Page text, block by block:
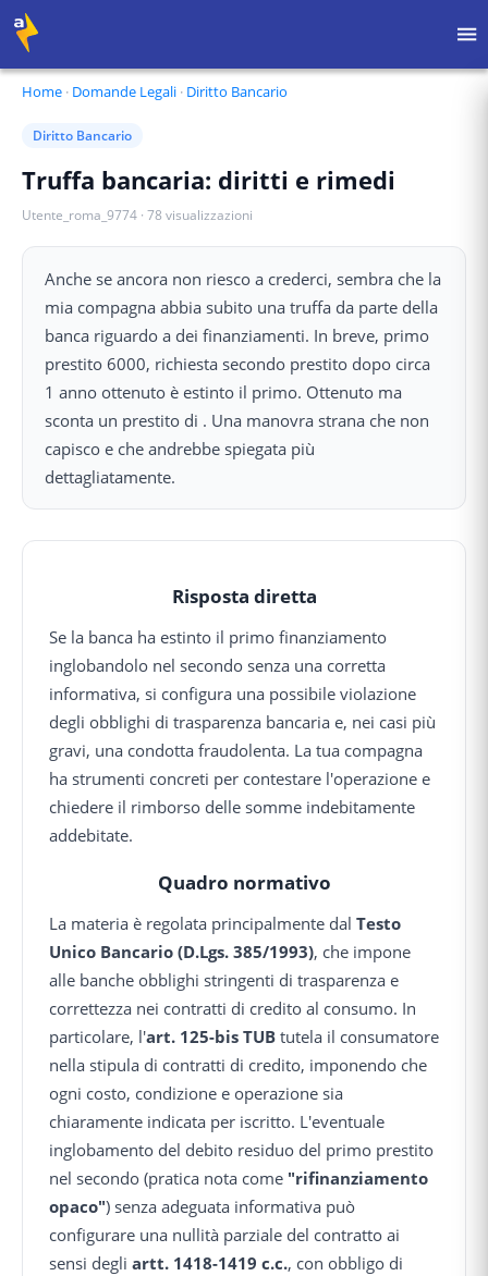
Home · Domande Legali · Diritto Bancario
Diritto Bancario
Truffa bancaria: diritti e rimedi
Utente_roma_9774 · 78 visualizzazioni
Anche se ancora non riesco a crederci, sembra che la
mia compagna abbia subito una truffa da parte della
banca riguardo a dei finanziamenti. In breve, primo
prestito 6000, richiesta secondo prestito dopo circa
1 anno ottenuto è estinto il primo. Ottenuto ma
sconta un prestito di . Una manovra strana che non
capisco e che andrebbe spiegata più
dettagliatamente.
Risposta diretta
Se la banca ha estinto il primo finanziamento
inglobandolo nel secondo senza una corretta
informativa, si configura una possibile violazione
degli obblighi di trasparenza bancaria e, nei casi più
gravi, una condotta fraudolenta. La tua compagna
ha strumenti concreti per contestare l'operazione e
chiedere il rimborso delle somme indebitamente
addebitate.
Quadro normativo
La materia è regolata principalmente dal Testo
Unico Bancario (D.Lgs. 385/1993), che impone
alle banche obblighi stringenti di trasparenza e
correttezza nei contratti di credito al consumo. In
particolare, l'art. 125-bis TUB tutela il consumatore
nella stipula di contratti di credito, imponendo che
ogni costo, condizione e operazione sia
chiaramente indicata per iscritto. L'eventuale
inglobamento del debito residuo del primo prestito
nel secondo (pratica nota come "rifinanziamento
opaco") senza adeguata informativa può
configurare una nullità parziale del contratto ai
sensi degli artt. 1418-1419 c.c., con obbligo di